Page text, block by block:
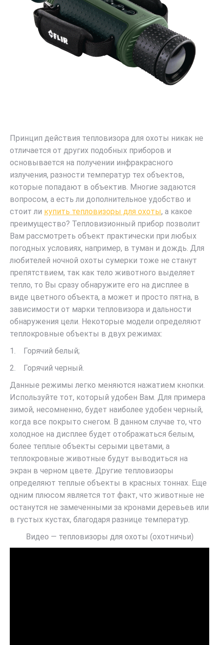
Принцип действия тепловизора для охоты никак не
отличается от других подобных приборов и
основывается на получении инфракрасного
излучения, разности температур тех объектов,
которые попадают в объектив. Многие задаются
вопросом, а есть ли дополнительное удобство и
стоит ли купить тепловизоры для охоты, а какое
преимущество? Тепловизионный прибор позволит
Вам рассмотреть объект практически при любых
погодных условиях, например, в туман и дождь. Для
любителей ночной охоты сумерки тоже не станут
препятствием, так как тело животного выделяет
тепло, то Вы сразу обнаружите его на дисплее в
виде цветного объекта, а может и просто пятна, в
зависимости от марки тепловизора и дальности
обнаружения цели. Некоторые модели определяют
теплокровные объекты в двух режимах:
1. Горячий белый;
2. Горячий черный.
Данные режимы легко меняются нажатием кнопки.
Используйте тот, который удобен Вам. Для примера
зимой, несомненно, будет наиболее удобен черный,
когда все покрыто снегом. В данном случае то, что
холодное на дисплее будет отображаться белым,
более теплые объекты серыми цветами, а
теплокровные животные будут выводиться на
экран в черном цвете. Другие тепловизоры
определяют теплые объекты в красных тоннах. Еще
одним плюсом является тот факт, что животные не
останутся не замеченными за кронами деревьев или
в густых кустах, благодаря разнице температур.
Видео — тепловизоры для охоты (охотничьи)